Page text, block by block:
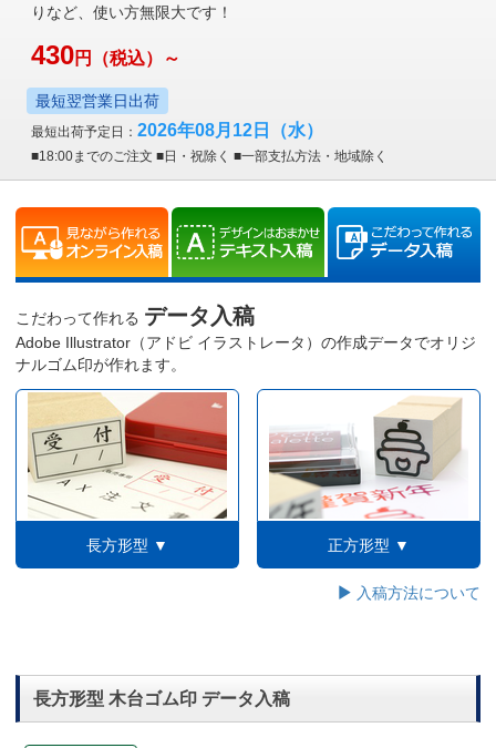
りなど、使い方無限大です！
430円 （税込）～
最短翌営業日出荷
最短出荷予定日： 2026年08月12日 （水）
■18:00までのご注文 ■日・祝除く ■一部支払方法・地域除く
こだわって作れる データ入稿
Adobe Illustrator（アドビ イラストレータ）の作成データでオリジ
ナルゴム印が作れます。
長方形型 ▼ 正方形型 ▼
入稿方法について
長方形型 木台ゴム印 データ入稿